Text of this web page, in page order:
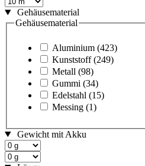
Gehäusematerial
Gehäusematerial
Aluminium (423)
Kunststoff (249)
Metall (98)
Gummi (34)
Edelstahl (15)
Messing (1)
Gewicht mit Akku